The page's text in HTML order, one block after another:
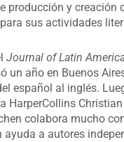
producción y
sus actividades
Journal of Latin
un año en Buenos
español al inglés.
HarperCollins
colabora mucho
a autores